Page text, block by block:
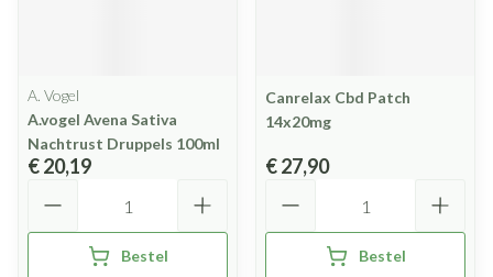
A. Vogel
A.vogel Avena Sativa
Nachtrust Druppels 100ml
€ 20,19
Bestel
Canrelax Cbd Patch
14x20mg
€ 27,90
Bestel